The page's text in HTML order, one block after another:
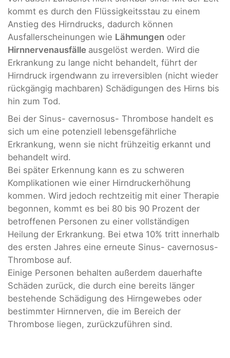
kommt es durch den Flüssigkeitsstau zu einem
Anstieg des Hirndrucks, dadurch können
Ausfallerscheinungen wie Lähmungen oder
Hirnnervenausfälle ausgelöst werden. Wird die
Erkrankung zu lange nicht behandelt, führt der
Hirndruck irgendwann zu irreversiblen (nicht wieder
rückgängig machbaren) Schädigungen des Hirns bis
hin zum Tod.
Bei der Sinus- cavernosus- Thrombose handelt es
sich um eine potenziell lebensgefährliche
Erkrankung, wenn sie nicht frühzeitig erkannt und
behandelt wird.
Bei später Erkennung kann es zu schweren
Komplikationen wie einer Hirndruckerhöhung
kommen. Wird jedoch rechtzeitig mit einer Therapie
begonnen, kommt es bei 80 bis 90 Prozent der
betroffenen Personen zu einer vollständigen
Heilung der Erkrankung. Bei etwa 10% tritt innerhalb
des ersten Jahres eine erneute Sinus- cavernosus-
Thrombose auf.
Einige Personen behalten außerdem dauerhafte
Schäden zurück, die durch eine bereits länger
bestehende Schädigung des Hirngewebes oder
bestimmter Hirnnerven, die im Bereich der
Thrombose liegen, zurückzuführen sind.